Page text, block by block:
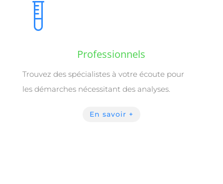
Professionnels
Trouvez des spécialistes à votre écoute pour
les démarches nécessitant des analyses.
En savoir +